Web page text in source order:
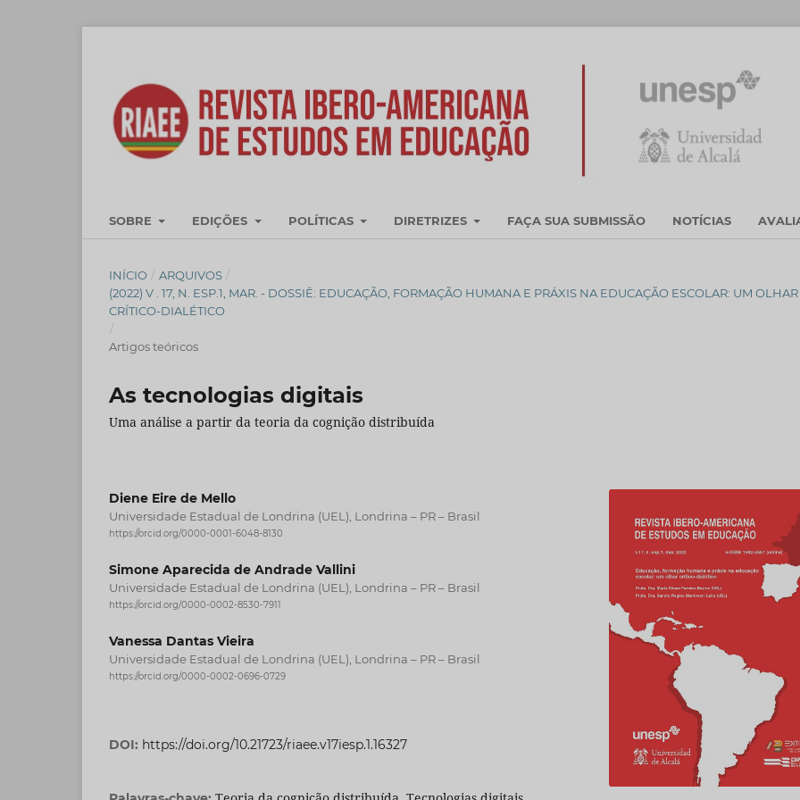
SOBRE EDIÇÕES POLÍTICAS DIRETRIZES FAÇA SUA SUBMISSÃO NOTÍCIAS
INÍCIO / ARQUIVOS /
(2022) V . 17, N. ESP.1, MAR. - DOSSIÊ: EDUCAÇÃO, FORMAÇÃO HUMANA E PRÁXIS NA EDUCAÇÃO ESCOLAR: UM OLHAR
CRÍTICO-DIALÉTICO
/
Artigos teóricos
As tecnologias digitais
Uma análise a partir da teoria da cognição distribuída
Diene Eire de Mello
Universidade Estadual de Londrina (UEL), Londrina – PR – Brasil
https://orcid.org/0000-0001-6048-8130
Simone Aparecida de Andrade Vallini
Universidade Estadual de Londrina (UEL), Londrina – PR – Brasil
https://orcid.org/0000-0002-8530-7911
Vanessa Dantas Vieira
Universidade Estadual de Londrina (UEL), Londrina – PR – Brasil
https://orcid.org/0000-0002-0696-0729
DOI: https://doi.org/10.21723/riaee.v17iesp.1.16327